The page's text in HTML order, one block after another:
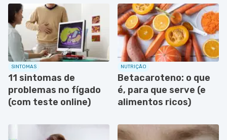
SINTOMAS
11 sintomas de
problemas no fígado
(com teste online)
NUTRIÇÃO
Betacaroteno: o que
é, para que serve (e
alimentos ricos)